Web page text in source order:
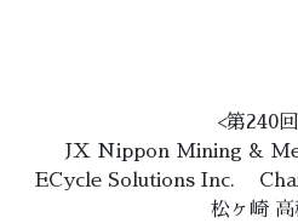
<第240
JX Nippon Mining &
ECycle Solutions Inc.
松ヶ崎 高